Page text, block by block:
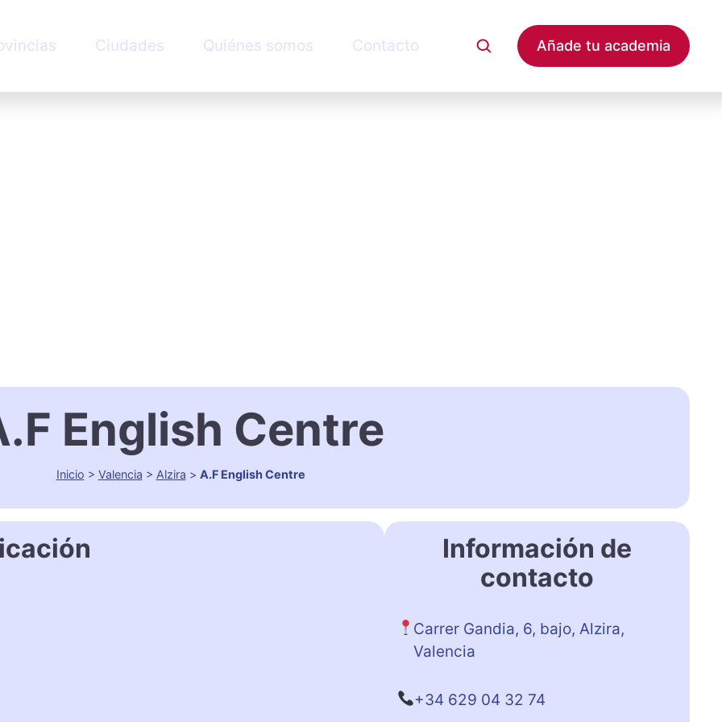
Ciudades Quiénes somos Contacto Añade tu academia
English Centre
Inicio > Valencia > Alzira > A.F English Centre
Información de
contacto
Carrer Gandia, 6, bajo, Alzira,
Valencia
+34 629 04 32 74